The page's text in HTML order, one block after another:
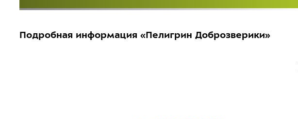
Подробная информация «Пелигрин Доброзверики»